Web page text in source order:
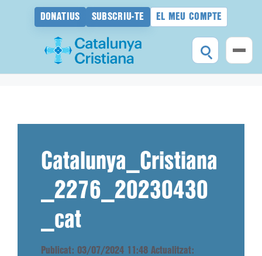
DONATIUS SUBSCRIU-TE EL MEU COMPTE
Catalunya_Cristiana
_2276_20230430
_cat
Publicat: 03/07/2024 11:48 Actualitzat: